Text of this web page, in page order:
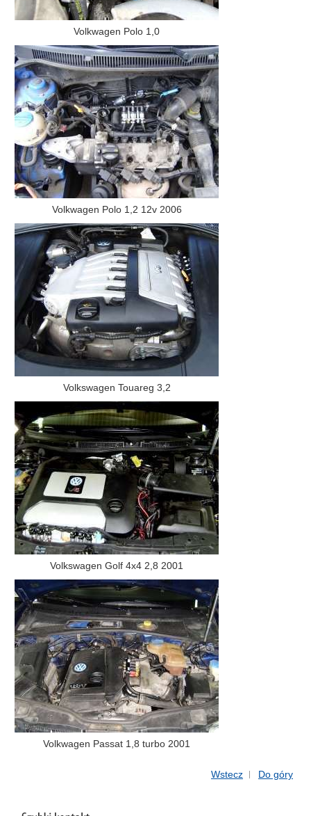
Volkwagen Polo 1,0
Volkwagen Polo 1,2 12v 2006
Volkswagen Touareg 3,2
Volkswagen Golf 4x4 2,8 2001
Volkwagen Passat 1,8 turbo 2001
Wstecz Do góry